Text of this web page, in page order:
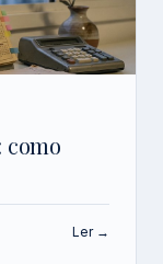
como
Ler →